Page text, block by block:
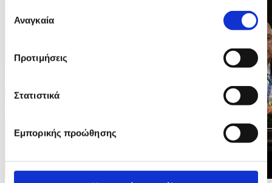
των υπηρεσιών τους.
συγκατάθεσης
Αναγκαία
Προτιμήσεις
Στατιστικά
Εμπορικής προώθησης